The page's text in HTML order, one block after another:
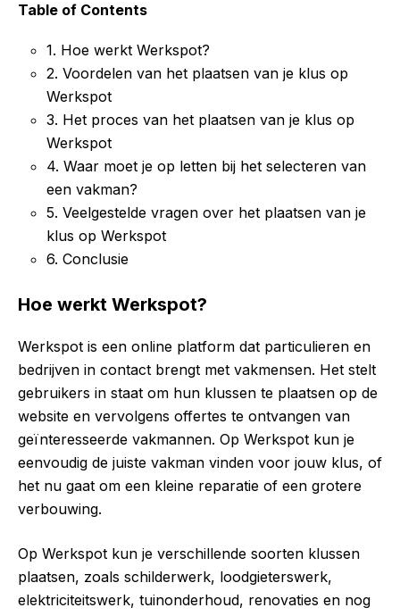
Table of Contents
1. Hoe werkt Werkspot?
2. Voordelen van het plaatsen van je klus op
Werkspot
3. Het proces van het plaatsen van je klus op
Werkspot
4. Waar moet je op letten bij het selecteren van
een vakman?
5. Veelgestelde vragen over het plaatsen van je
klus op Werkspot
6. Conclusie
Hoe werkt Werkspot?
Werkspot is een online platform dat particulieren en
bedrijven in contact brengt met vakmensen. Het stelt
gebruikers in staat om hun klussen te plaatsen op de
website en vervolgens offertes te ontvangen van
geïnteresseerde vakmannen. Op Werkspot kun je
eenvoudig de juiste vakman vinden voor jouw klus, of
het nu gaat om een kleine reparatie of een grotere
verbouwing.
Op Werkspot kun je verschillende soorten klussen
plaatsen, zoals schilderwerk, loodgieterswerk,
elektriciteitswerk, tuinonderhoud, renovaties en nog